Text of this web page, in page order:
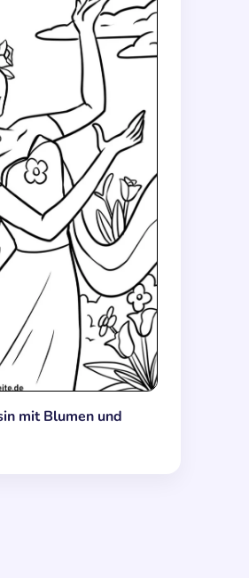
mit Blumen und